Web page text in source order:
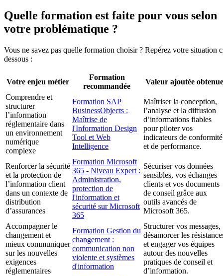
Quelle formation est faite pour vous selon
votre problématique ?
Vous ne savez pas quelle formation choisir ? Repérez votre situation
dessous :
Votre enjeu métier
Formation
recommandée
Valeur ajoutée obtenue
Comprendre et
structurer
l’information
réglementaire dans
un environnement
numérique
complexe
Formation SAP
BusinessObjects :
Maîtrise de
l'Information Design
Tool et Web
Intelligence
Maîtriser la conception,
l’analyse et la diffusion
d’informations fiables
pour piloter vos
indicateurs de conformité
et de performance.
Renforcer la sécurité
et la protection de
l’information client
dans un contexte de
distribution
d’assurances
Formation Microsoft
365 - Niveau Expert :
Administration,
protection de
l'information et
sécurité sur Microsoft
365
Sécuriser vos données
sensibles, vos échanges
clients et vos documents
de conseil grâce aux
outils avancés de
Microsoft 365.
Accompagner le
changement et
mieux communiquer
sur les nouvelles
exigences
réglementaires
Formation Gestion du
changement :
communication non
violente et systèmes
d'information
Structurer vos messages,
désamorcer les
et engager vos équipes
autour des nouvelles
pratiques de conseil et
d’information.